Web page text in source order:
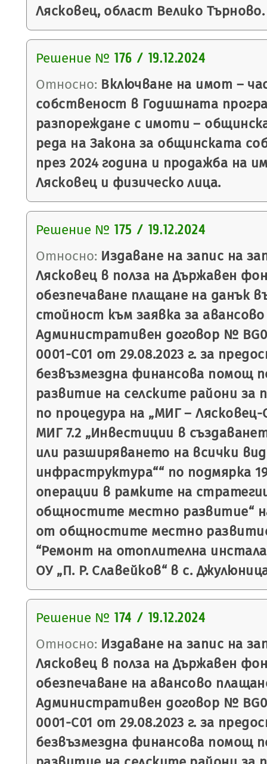
Лясковец, област Велико Търново.
Решение № 176 / 19.12.2024
Относно: Включване на имот –
собственост в Годишната
разпореждане с имоти –
реда на Закона за общинската
през 2024 година и продажба на
Лясковец и физическо лица.
Решение № 175 / 19.12.2024
Относно: Издаване на запис на
Лясковец в полза на Държавен
обезпечаване плащане на данък
стойност към заявка за
Административен договор №
0001-C01 от 29.08.2023 г. за
безвъзмездна финансова помощ
развитие на селските райони за
по процедура на „МИГ –
МИГ 7.2 „Инвестиции в
или разширяването на всички
инфраструктура““ по подмярка
операции в рамките на
общностите местно развитие“
от общностите местно
“Ремонт на отоплителна
ОУ „П. Р. Славейков“ в с.
Решение № 174 / 19.12.2024
Относно: Издаване на запис на
Лясковец в полза на Държавен
обезпечаване на авансово
Административен договор №
0001-C01 от 29.08.2023 г. за
безвъзмездна финансова помощ